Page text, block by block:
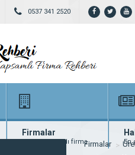
0537 341 2520
Firmalar
Yüzlerce kayıtlı firma En
Firmalar